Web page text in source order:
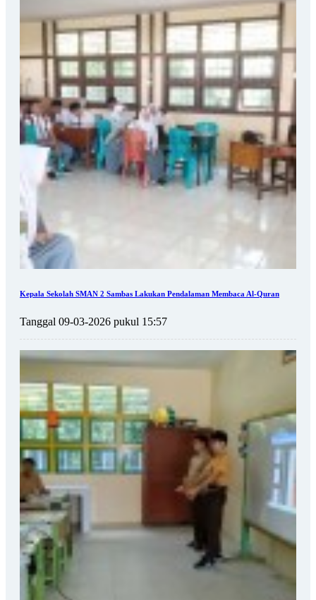
Kepala Sekolah SMAN 2 Sambas Lakukan Pendalaman Membaca Al-Quran
Tanggal 09-03-2026 pukul 15:57